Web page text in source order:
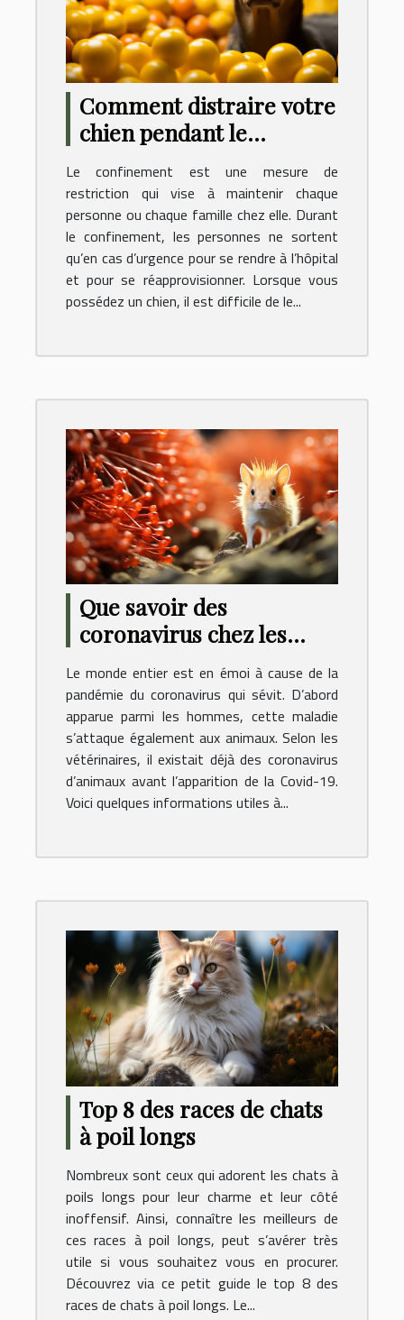
Comment distraire votre
chien pendant le
confinement ?
Le confinement est une mesure de
restriction qui vise à maintenir chaque
personne ou chaque famille chez elle. Durant
le confinement, les personnes ne sortent
qu’en cas d’urgence pour se rendre à l’hôpital
et pour se réapprovisionner. Lorsque vous
possédez un chien, il est difficile de le...
Que savoir des
coronavirus chez les
animaux ?
Le monde entier est en émoi à cause de la
pandémie du coronavirus qui sévit. D’abord
apparue parmi les hommes, cette maladie
s’attaque également aux animaux. Selon les
vétérinaires, il existait déjà des coronavirus
d’animaux avant l’apparition de la Covid-19.
Voici quelques informations utiles à...
Top 8 des races de chats
à poil longs
Nombreux sont ceux qui adorent les chats à
poils longs pour leur charme et leur côté
inoffensif. Ainsi, connaître les meilleurs de
ces races à poil longs, peut s’avérer très
utile si vous souhaitez vous en procurer.
Découvrez via ce petit guide le top 8 des
races de chats à poil longs. Le...